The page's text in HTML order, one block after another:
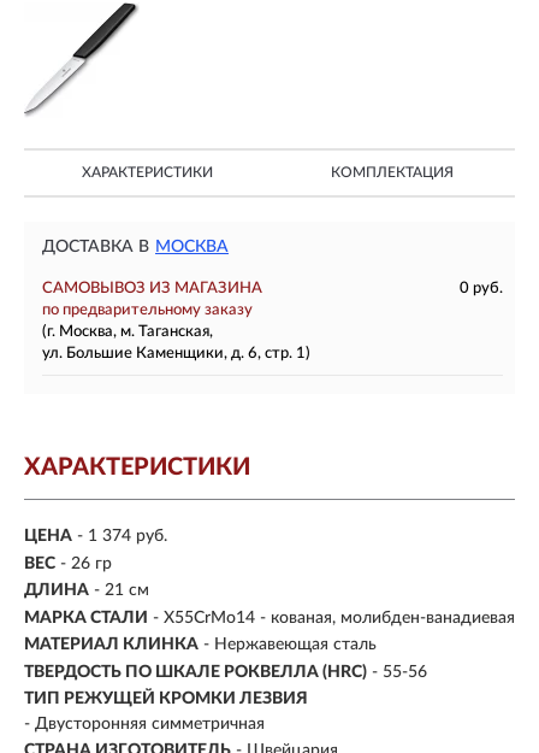
ХАРАКТЕРИСТИКИ КОМПЛЕКТАЦИЯ
ДОСТАВКА В МОСКВА
САМОВЫВОЗ ИЗ МАГАЗИНА
0 руб.
по предварительному заказу
(г. Москва, м. Таганская,
ул. Большие Каменщики, д. 6, стр. 1)
ХАРАКТЕРИСТИКИ
ЦЕНА - 1 374 руб.
ВЕС - 26 гр
ДЛИНА - 21 см
МАРКА СТАЛИ - X55CrMo14 - кованая, молибден-ванадиевая
МАТЕРИАЛ КЛИНКА - Нержавеющая сталь
ТВЕРДОСТЬ ПО ШКАЛЕ РОКВЕЛЛА (HRC) - 55-56
ТИП РЕЖУЩЕЙ КРОМКИ ЛЕЗВИЯ
- Двусторонняя симметричная